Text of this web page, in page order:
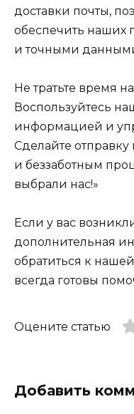
доставки почты,
обеспечить наших
и точными
Не тратьте время
Воспользуйтесь
информацией и
Сделайте
и беззаботным
выбрали нас!»
Если у вас
дополнительная
обратиться к
всегда готовы
Оцените статью
Добавить